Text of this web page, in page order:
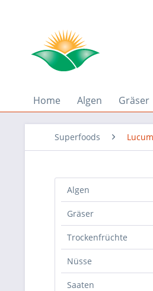
Home Algen Gräser
Superfoods
Algen
Gräser
Trockenfrüchte
Nüsse
Saaten